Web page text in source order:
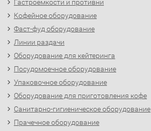
Гастроемкости и противни
Кофейное оборудование
Фаст-фуд оборудование
Линии раздачи
Оборудование для кейтеринга
Посудомоечное оборудование
Упаковочное оборудование
Оборудование для приготовления кофе
Санитарно-гигиеническое оборудование
Прачечное оборудование